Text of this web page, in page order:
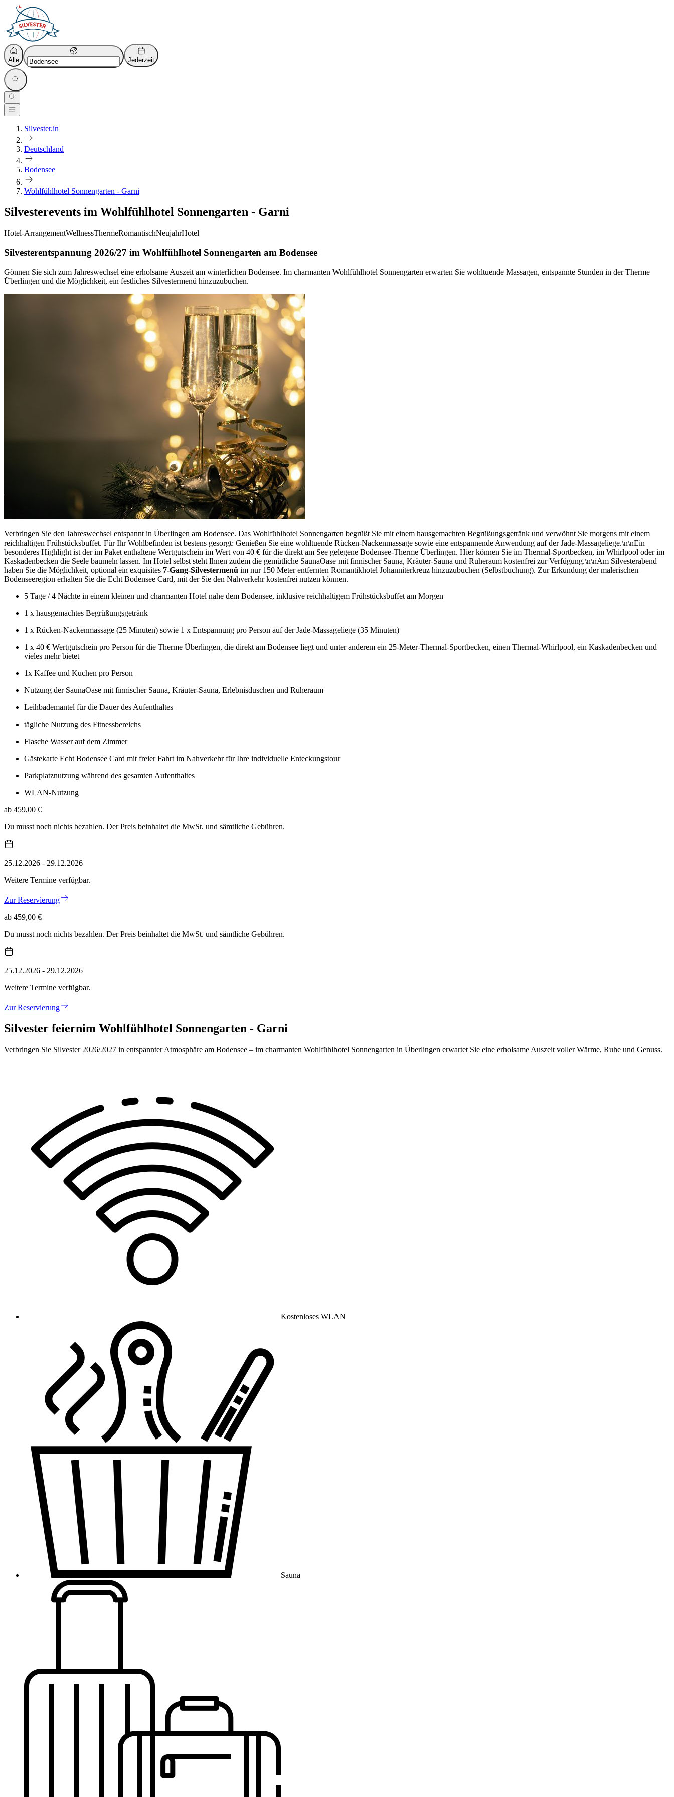
Alle Jederzeit
Silvester.in
Deutschland
Bodensee
Wohlfühlhotel Sonnengarten - Garni
Silvesterevents im Wohlfühlhotel Sonnengarten - Garni
Hotel-ArrangementWellnessThermeRomantischNeujahrHotel
Silvesterentspannung 2026/27 im Wohlfühlhotel Sonnengarten am Bodensee
Gönnen Sie sich zum Jahreswechsel eine erholsame Auszeit am winterlichen Bodensee. Im charmanten Wohlfühlhotel Sonnengarten erwarten Sie wohltuende Massagen, entspannte Stunden in der Therme
Überlingen und die Möglichkeit, ein festliches Silvestermenü hinzuzubuchen.
Verbringen Sie den Jahreswechsel entspannt in Überlingen am Bodensee. Das Wohlfühlhotel Sonnengarten begrüßt Sie mit einem hausgemachten Begrüßungsgetränk und verwöhnt Sie morgens mit einem
reichhaltigen Frühstücksbuffet. Für Ihr Wohlbefinden ist bestens gesorgt: Genießen Sie eine wohltuende Rücken-Nackenmassage sowie eine entspannende Anwendung auf der Jade-Massageliege.\n\nEin
besonderes Highlight ist der im Paket enthaltene Wertgutschein im Wert von 40 € für die direkt am See gelegene Bodensee-Therme Überlingen. Hier können Sie im Thermal-Sportbecken, im Whirlpool oder im
Kaskadenbecken die Seele baumeln lassen. Im Hotel selbst steht Ihnen zudem die gemütliche SaunaOase mit finnischer Sauna, Kräuter-Sauna und Ruheraum kostenfrei zur Verfügung.\n\nAm Silvesterabend
haben Sie die Möglichkeit, optional ein exquisites 7-Gang-Silvestermenü im nur 150 Meter entfernten Romantikhotel Johanniterkreuz hinzuzubuchen (Selbstbuchung). Zur Erkundung der malerischen
Bodenseeregion erhalten Sie die Echt Bodensee Card, mit der Sie den Nahverkehr kostenfrei nutzen können.
5 Tage / 4 Nächte in einem kleinen und charmanten Hotel nahe dem Bodensee, inklusive reichhaltigem Frühstücksbuffet am Morgen
1 x hausgemachtes Begrüßungsgetränk
1 x Rücken-Nackenmassage (25 Minuten) sowie 1 x Entspannung pro Person auf der Jade-Massageliege (35 Minuten)
1 x 40 € Wertgutschein pro Person für die Therme Überlingen, die direkt am Bodensee liegt und unter anderem ein 25-Meter-Thermal-Sportbecken, einen Thermal-Whirlpool, ein Kaskadenbecken und
vieles mehr bietet
1x Kaffee und Kuchen pro Person
Nutzung der SaunaOase mit finnischer Sauna, Kräuter-Sauna, Erlebnisduschen und Ruheraum
Leihbademantel für die Dauer des Aufenthaltes
tägliche Nutzung des Fitnessbereichs
Flasche Wasser auf dem Zimmer
Gästekarte Echt Bodensee Card mit freier Fahrt im Nahverkehr für Ihre individuelle Enteckungstour
Parkplatznutzung während des gesamten Aufenthaltes
WLAN-Nutzung
ab 459,00 €
Du musst noch nichts bezahlen. Der Preis beinhaltet die MwSt. und sämtliche Gebühren.
25.12.2026 - 29.12.2026
Weitere Termine verfügbar.
Zur Reservierung
ab 459,00 €
Du musst noch nichts bezahlen. Der Preis beinhaltet die MwSt. und sämtliche Gebühren.
25.12.2026 - 29.12.2026
Weitere Termine verfügbar.
Zur Reservierung
Silvester feiernim Wohlfühlhotel Sonnengarten - Garni
Verbringen Sie Silvester 2026/2027 in entspannter Atmosphäre am Bodensee – im charmanten Wohlfühlhotel Sonnengarten in Überlingen erwartet Sie eine erholsame Auszeit voller Wärme, Ruhe und Genuss.
Kostenloses WLAN
Sauna